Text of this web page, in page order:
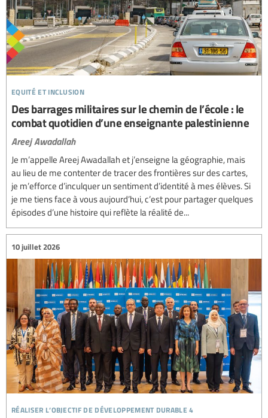
equité et inclusion
Des barrages militaires sur le chemin de l’école : le
combat quotidien d’une enseignante palestinienne
Areej Awadallah
Je m’appelle Areej Awadallah et j’enseigne la géographie, mais
au lieu de me contenter de tracer des frontières sur des cartes,
je m’efforce d’inculquer un sentiment d’identité à mes élèves. Si
je me tiens face à vous aujourd’hui, c’est pour partager quelques
épisodes d’une histoire qui reflète la réalité de...
réaliser l’objectif de développement durable 4
10 juillet 2026